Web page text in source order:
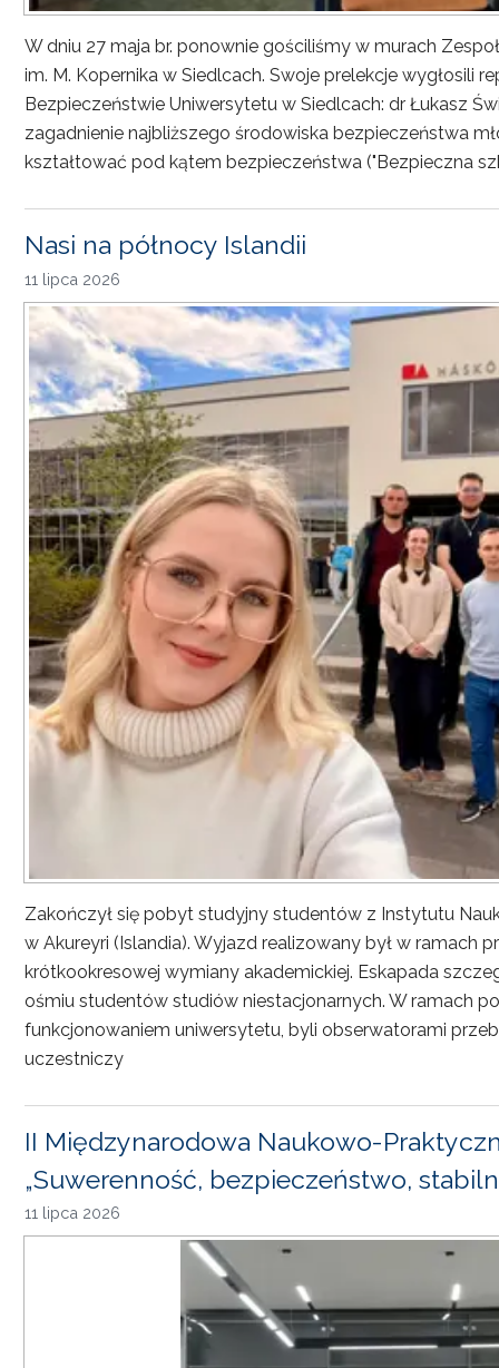
W dniu 27 maja br. ponownie gościliśmy w murach
im. M. Kopernika w Siedlcach. Swoje prelekcje wygłosili
Bezpieczeństwie Uniwersytetu w Siedlcach: dr Łukasz
zagadnienie najbliższego środowiska bezpieczeństwa
kształtować pod kątem bezpieczeństwa ("Bezpieczna
Nasi na północy Islandii
11 lipca 2026
Zakończył się pobyt studyjny studentów z Instytutu
w Akureyri (Islandia). Wyjazd realizowany był w ramach
krótkookresowej wymiany akademickiej. Eskapada
ośmiu studentów studiów niestacjonarnych. W ramach
funkcjonowaniem uniwersytetu, byli obserwatorami
uczestniczy
II Międzynarodowa Naukowo-
„Suwerenność, bezpieczeństwo,
11 lipca 2026